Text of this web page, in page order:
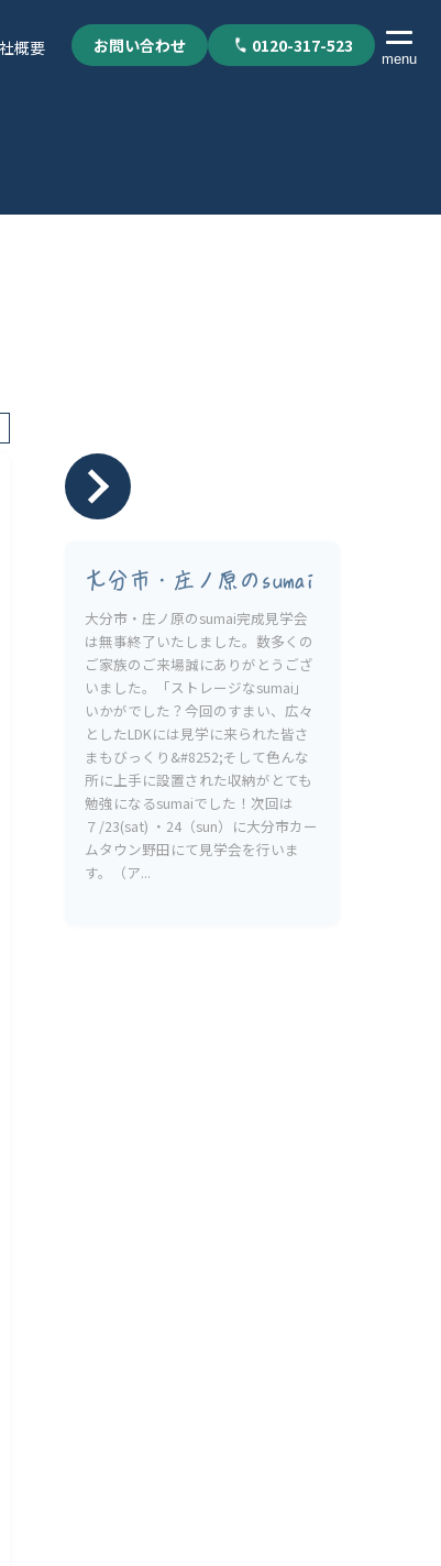
概要 お問い合わせ 0120-317-523
menu
個人情報保護方針
大分市・庄ノ原のsumai
大分市・庄ノ原のsumai完成見学会
は無事終了いたしました。数多くの
ご家族のご来場誠にありがとうござ
いました。「ストレージなsumai」
いかがでした？今回のすまい、広々
としたLDKには見学に来られた皆さ
まもびっくり&#8252;そして色んな
所に上手に設置された収納がとても
勉強になるsumaiでした！次回は
７/23(sat) ・24（sun）に大分市カー
ムタウン野田にて見学会を行いま
す。（ア...